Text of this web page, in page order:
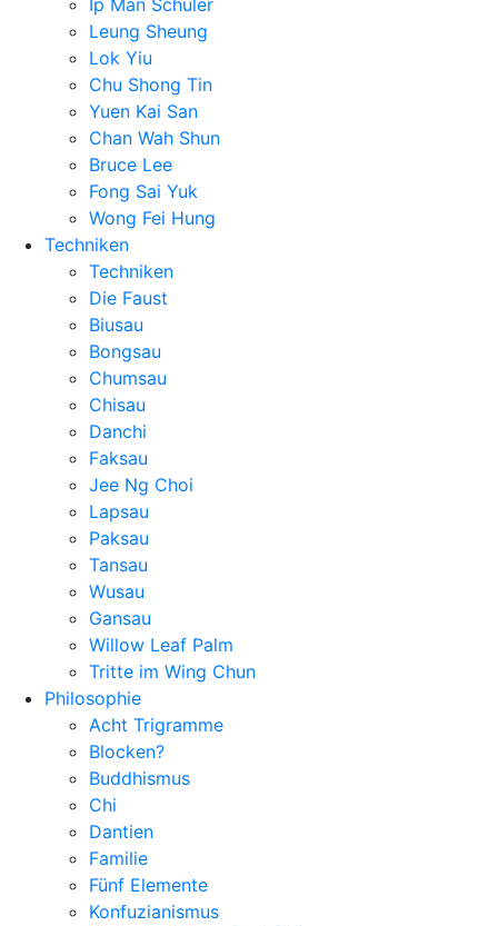
Ip Man Schüler
Leung Sheung
Lok Yiu
Chu Shong Tin
Yuen Kai San
Chan Wah Shun
Bruce Lee
Fong Sai Yuk
Wong Fei Hung
Techniken
Techniken
Die Faust
Biusau
Bongsau
Chumsau
Chisau
Danchi
Faksau
Jee Ng Choi
Lapsau
Paksau
Tansau
Wusau
Gansau
Willow Leaf Palm
Tritte im Wing Chun
Philosophie
Acht Trigramme
Blocken?
Buddhismus
Chi
Dantien
Familie
Fünf Elemente
Konfuzianismus